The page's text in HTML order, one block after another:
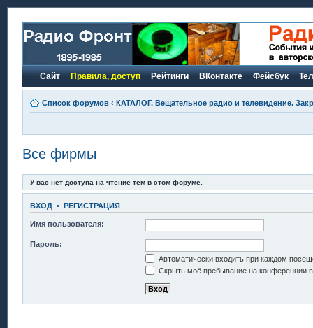
Сайт Правила, доступ Рейтинги ВКонтакте Фейсбук
Список форумов ‹ КАТАЛОГ. Вещательное радио и телевидение.
Все фирмы
У вас нет доступа на чтение тем в этом форуме.
ВХОД • РЕГИСТРАЦИЯ
Имя пользователя:
Пароль:
Автоматически входить при каждом
Скрыть моё пребывание на конференции в